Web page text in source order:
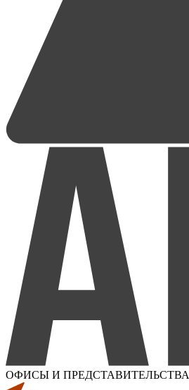
ОФИСЫ И ПРЕДСТАВИТЕЛЬСТВА